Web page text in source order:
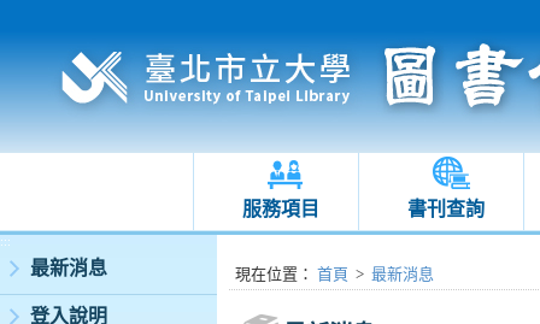
服務項目 書刊查詢
:::
最新消息
登入說明
:::現在位置 ： 首頁 > 最新消息